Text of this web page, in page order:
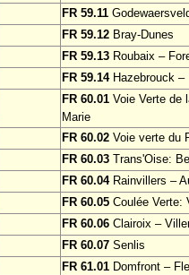
FR 59.11
FR 59.12 Bray-Dunes
FR 59.13 Roubaix –
FR 59.14Hazebrouck –
FR 60.01 Voie Verte de
Marie
FR 60.02 Voie verte du
FR 60.03 Trans'Oise:
FR 60.04Rainvillers –
FR 60.05 Coulée Verte:
FR 60.06 Clairoix –
FR 60.07 Senlis
FR 61.01 Domfront –